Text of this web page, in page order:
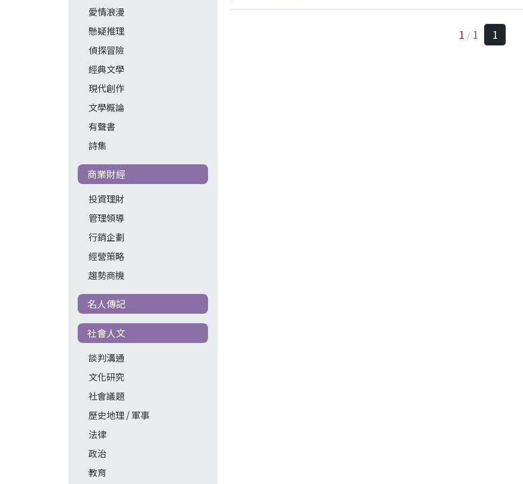
愛情浪漫
懸疑推理
偵探冒險
經典文學
現代創作
文學概論
有聲書
詩集
商業財經
投資理財
管理領導
行銷企劃
經營策略
趨勢商機
名人傳記
社會人文
談判溝通
文化研究
社會議題
歷史地理 / 軍事
法律
政治
教育
1 / 1 1